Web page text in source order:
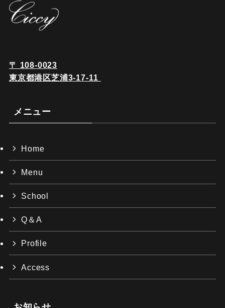
〒 108-0023
東京都港区芝浦3-17-11
メニュー
Home
Menu
School
Q＆A
Profile
Access